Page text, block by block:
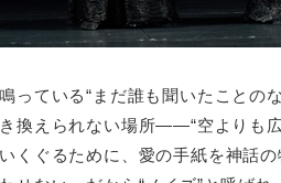
っている“まだ誰も聞いたことの
換えられない場所——“空より
くぐるために、愛の手紙を神話